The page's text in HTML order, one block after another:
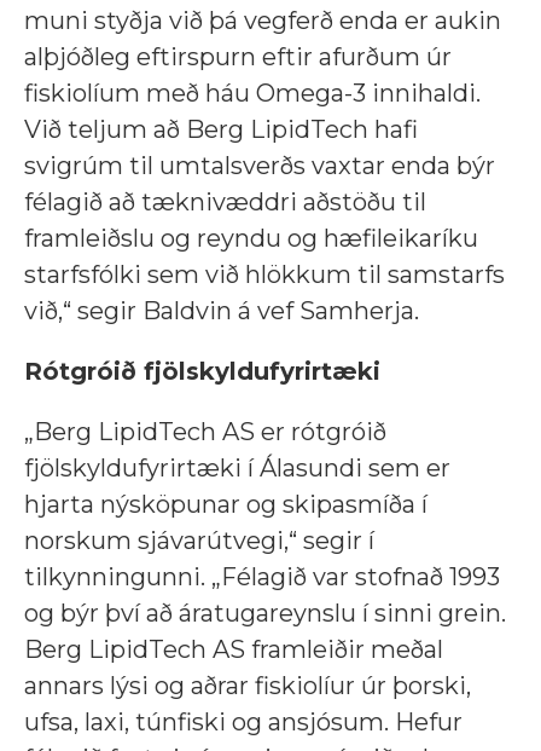
muni styðja við þá vegferð enda er aukin
alþjóðleg eftirspurn eftir afurðum úr
fiskiolíum með háu Omega-3 innihaldi.
Við teljum að Berg LipidTech hafi
svigrúm til umtalsverðs vaxtar enda býr
félagið að tæknivæddri aðstöðu til
framleiðslu og reyndu og hæfileikaríku
starfsfólki sem við hlökkum til samstarfs
við,“ segir Baldvin á vef Samherja.
Rótgróið fjölskyldufyrirtæki
„Berg LipidTech AS er rótgróið
fjölskyldufyrirtæki í Álasundi sem er
hjarta nýsköpunar og skipasmíða í
norskum sjávarútvegi,“ segir í
tilkynningunni. „Félagið var stofnað 1993
og býr því að áratugareynslu í sinni grein.
Berg LipidTech AS framleiðir meðal
annars lýsi og aðrar fiskiolíur úr þorski,
ufsa, laxi, túnfiski og ansjósum. Hefur